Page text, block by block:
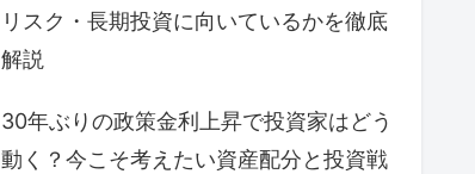
リスク・長期投資に向いているかを徹底
解説
30年ぶりの政策金利上昇で投資家はどう
動く？今こそ考えたい資産配分と投資戦